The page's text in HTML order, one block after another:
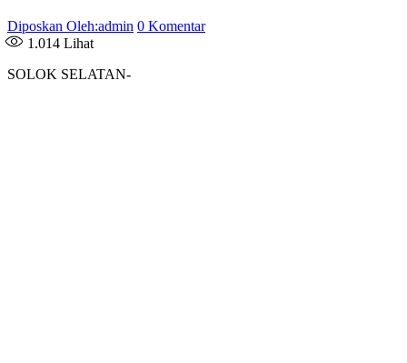
Diposkan Oleh:admin 0 Komentar
1.014 Lihat
SOLOK SELATAN-